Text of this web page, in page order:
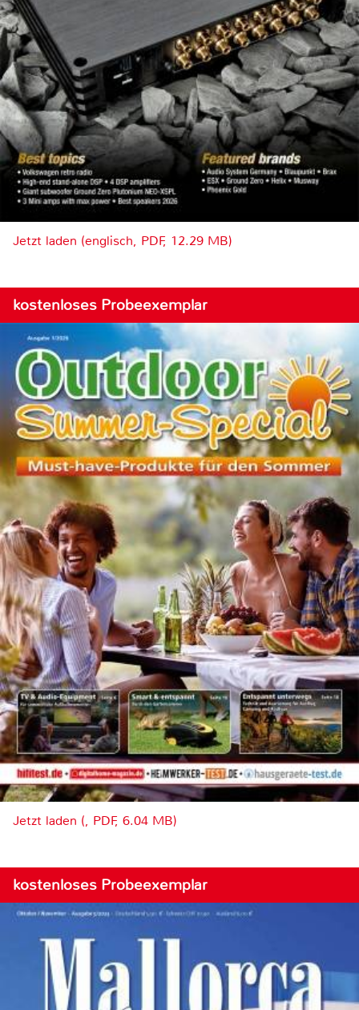
Jetzt laden (englisch, PDF, 12.29 MB)
kostenloses Probeexemplar
Jetzt laden (, PDF, 6.04 MB)
kostenloses Probeexemplar